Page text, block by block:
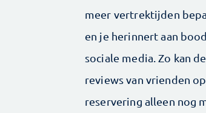
meer vertrektijden
en je herinnert aan
sociale media. Zo kan
reviews van vrienden
reservering alleen nog